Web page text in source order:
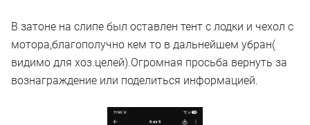
В затоне на слипе был оставлен тент с лодки и чехол с
мотора,благополучно кем то в дальнейшем убран(
видимо для хоз.целей).Огромная просьба вернуть за
вознаграждение или поделиться информацией.